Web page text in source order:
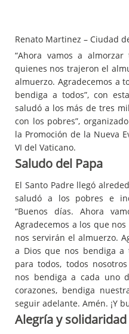
Renato Martinez – Ciudad
“Ahora vamos a
quienes nos trajeron el
almuerzo. Agradecemos a
bendiga a todos”, con
saludó a los más de tres
con los pobres”,
la Promoción de la Nueva
VI del Vaticano.
Saludo del Papa
El Santo Padre llegó
saludó a los pobres e
“Buenos días. Ahora
Agradecemos a los que
nos servirán el almuerzo.
a Dios que nos bendiga a
para todos, todos
nos bendiga a cada uno
corazones, bendiga
seguir adelante. Amén. ¡Y
Alegría y solidaridad